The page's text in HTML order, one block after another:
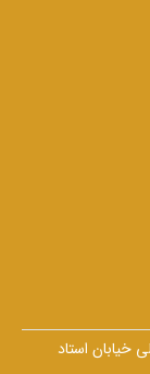
خیابان استاد